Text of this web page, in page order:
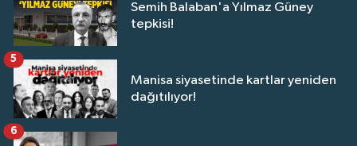
Semih Balaban'a Yılmaz Güney
tepkisi!
Manisa siyasetinde kartlar yeniden
dağıtılıyor!
5
6